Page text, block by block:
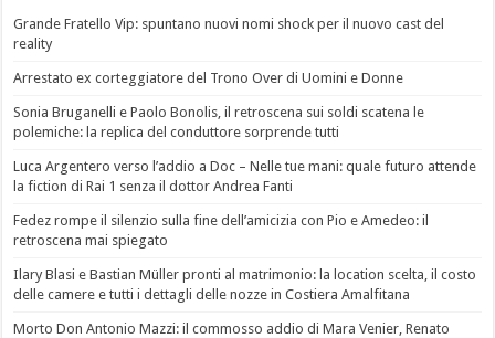
Grande Fratello Vip: spuntano nuovi nomi shock per il nuovo cast del
reality
Arrestato ex corteggiatore del Trono Over di Uomini e Donne
Sonia Bruganelli e Paolo Bonolis, il retroscena sui soldi scatena le
polemiche: la replica del conduttore sorprende tutti
Luca Argentero verso l’addio a Doc – Nelle tue mani: quale futuro attende
la fiction di Rai 1 senza il dottor Andrea Fanti
Fedez rompe il silenzio sulla fine dell’amicizia con Pio e Amedeo: il
retroscena mai spiegato
Ilary Blasi e Bastian Müller pronti al matrimonio: la location scelta, il costo
delle camere e tutti i dettagli delle nozze in Costiera Amalfitana
Morto Don Antonio Mazzi: il commosso addio di Mara Venier, Renato